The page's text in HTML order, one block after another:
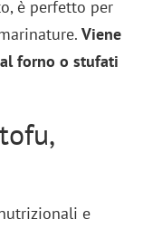
è perfetto per
Viene
forno o stufati
e